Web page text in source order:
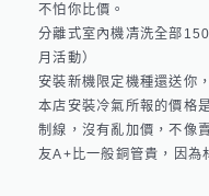
不怕你比價。
分離式室內機凊洗全部
月活動）
安裝新機限定機種還送你
本店安裝冷氣所報的價格
制線，沒有亂加價，不像
友A+比一般銅管貴，因為